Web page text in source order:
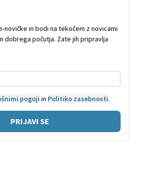
novičke in bodi na tekočem z novicami
dobrega počutja. Zate jih pripravlja
pogoji in Politiko zasebnosti.
PRIJAVI SE